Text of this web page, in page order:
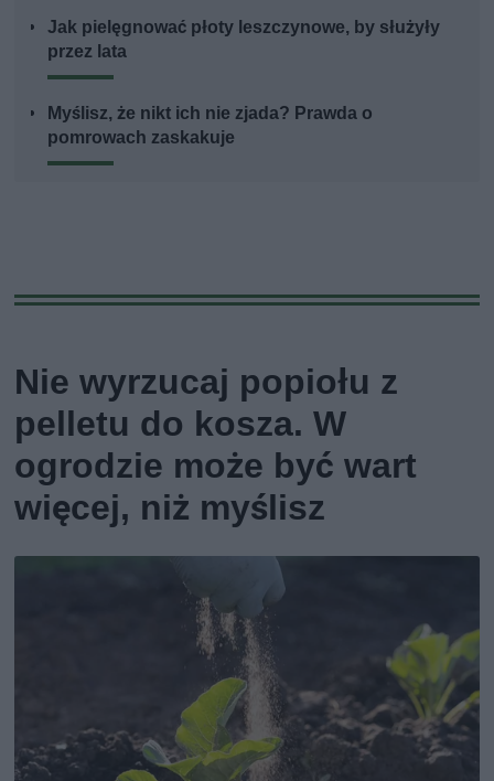
Jak pielęgnować płoty leszczynowe, by służyły
przez lata
Myślisz, że nikt ich nie zjada? Prawda o
pomrowach zaskakuje
Nie wyrzucaj popiołu z
pelletu do kosza. W
ogrodzie może być wart
więcej, niż myślisz